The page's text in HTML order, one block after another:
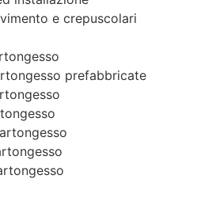
e crepuscolari
prefabbricate